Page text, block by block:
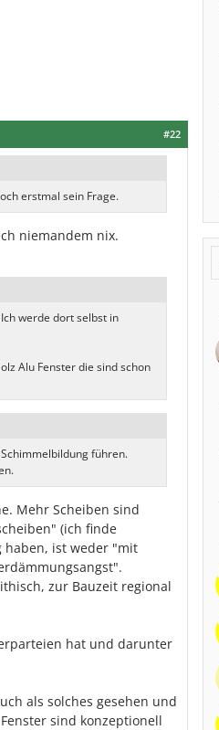
#22
erstmal sein Frage.
niemandem nix.
werde dort selbst in
Alu Fenster die sind schon
führen.
Mehr Scheiben sind
(ich finde
haben, ist weder "mit
zur Bauzeit regional
hat und darunter
als solches gesehen und
sind konzeptionell